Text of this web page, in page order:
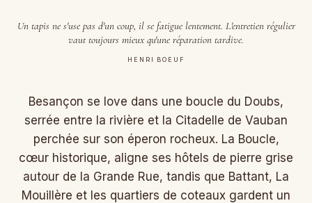
Un tapis ne s'use pas d'un coup, il se fatigue lentement. L'entretien régulier
vaut toujours mieux qu'une réparation tardive.
HENRI BOEUF
Besançon se love dans une boucle du Doubs,
serrée entre la rivière et la Citadelle de Vauban
perchée sur son éperon rocheux. La Boucle,
cœur historique, aligne ses hôtels de pierre grise
autour de la Grande Rue, tandis que Battant, La
Mouillère et les quartiers de coteaux gardent un